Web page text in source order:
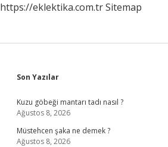
https://eklektika.com.trSitemap
Sidebar
Son Yazılar
Kuzu göbeği mantarı tadı nasıl ?
Ağustos 8, 2026
Müstehcen şaka ne demek ?
Ağustos 8, 2026